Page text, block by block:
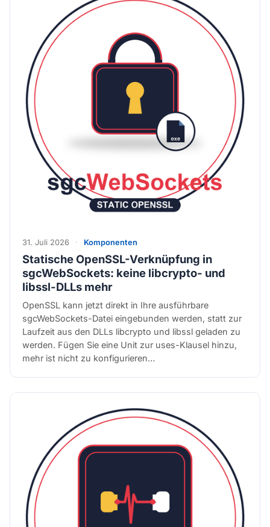
31. Juli 2026 · Komponenten
Statische OpenSSL-Verknüpfung in
sgcWebSockets: keine libcrypto- und
libssl-DLLs mehr
OpenSSL kann jetzt direkt in Ihre ausführbare
sgcWebSockets-Datei eingebunden werden, statt zur
Laufzeit aus den DLLs libcrypto und libssl geladen zu
werden. Fügen Sie eine Unit zur uses-Klausel hinzu,
mehr ist nicht zu konfigurieren…